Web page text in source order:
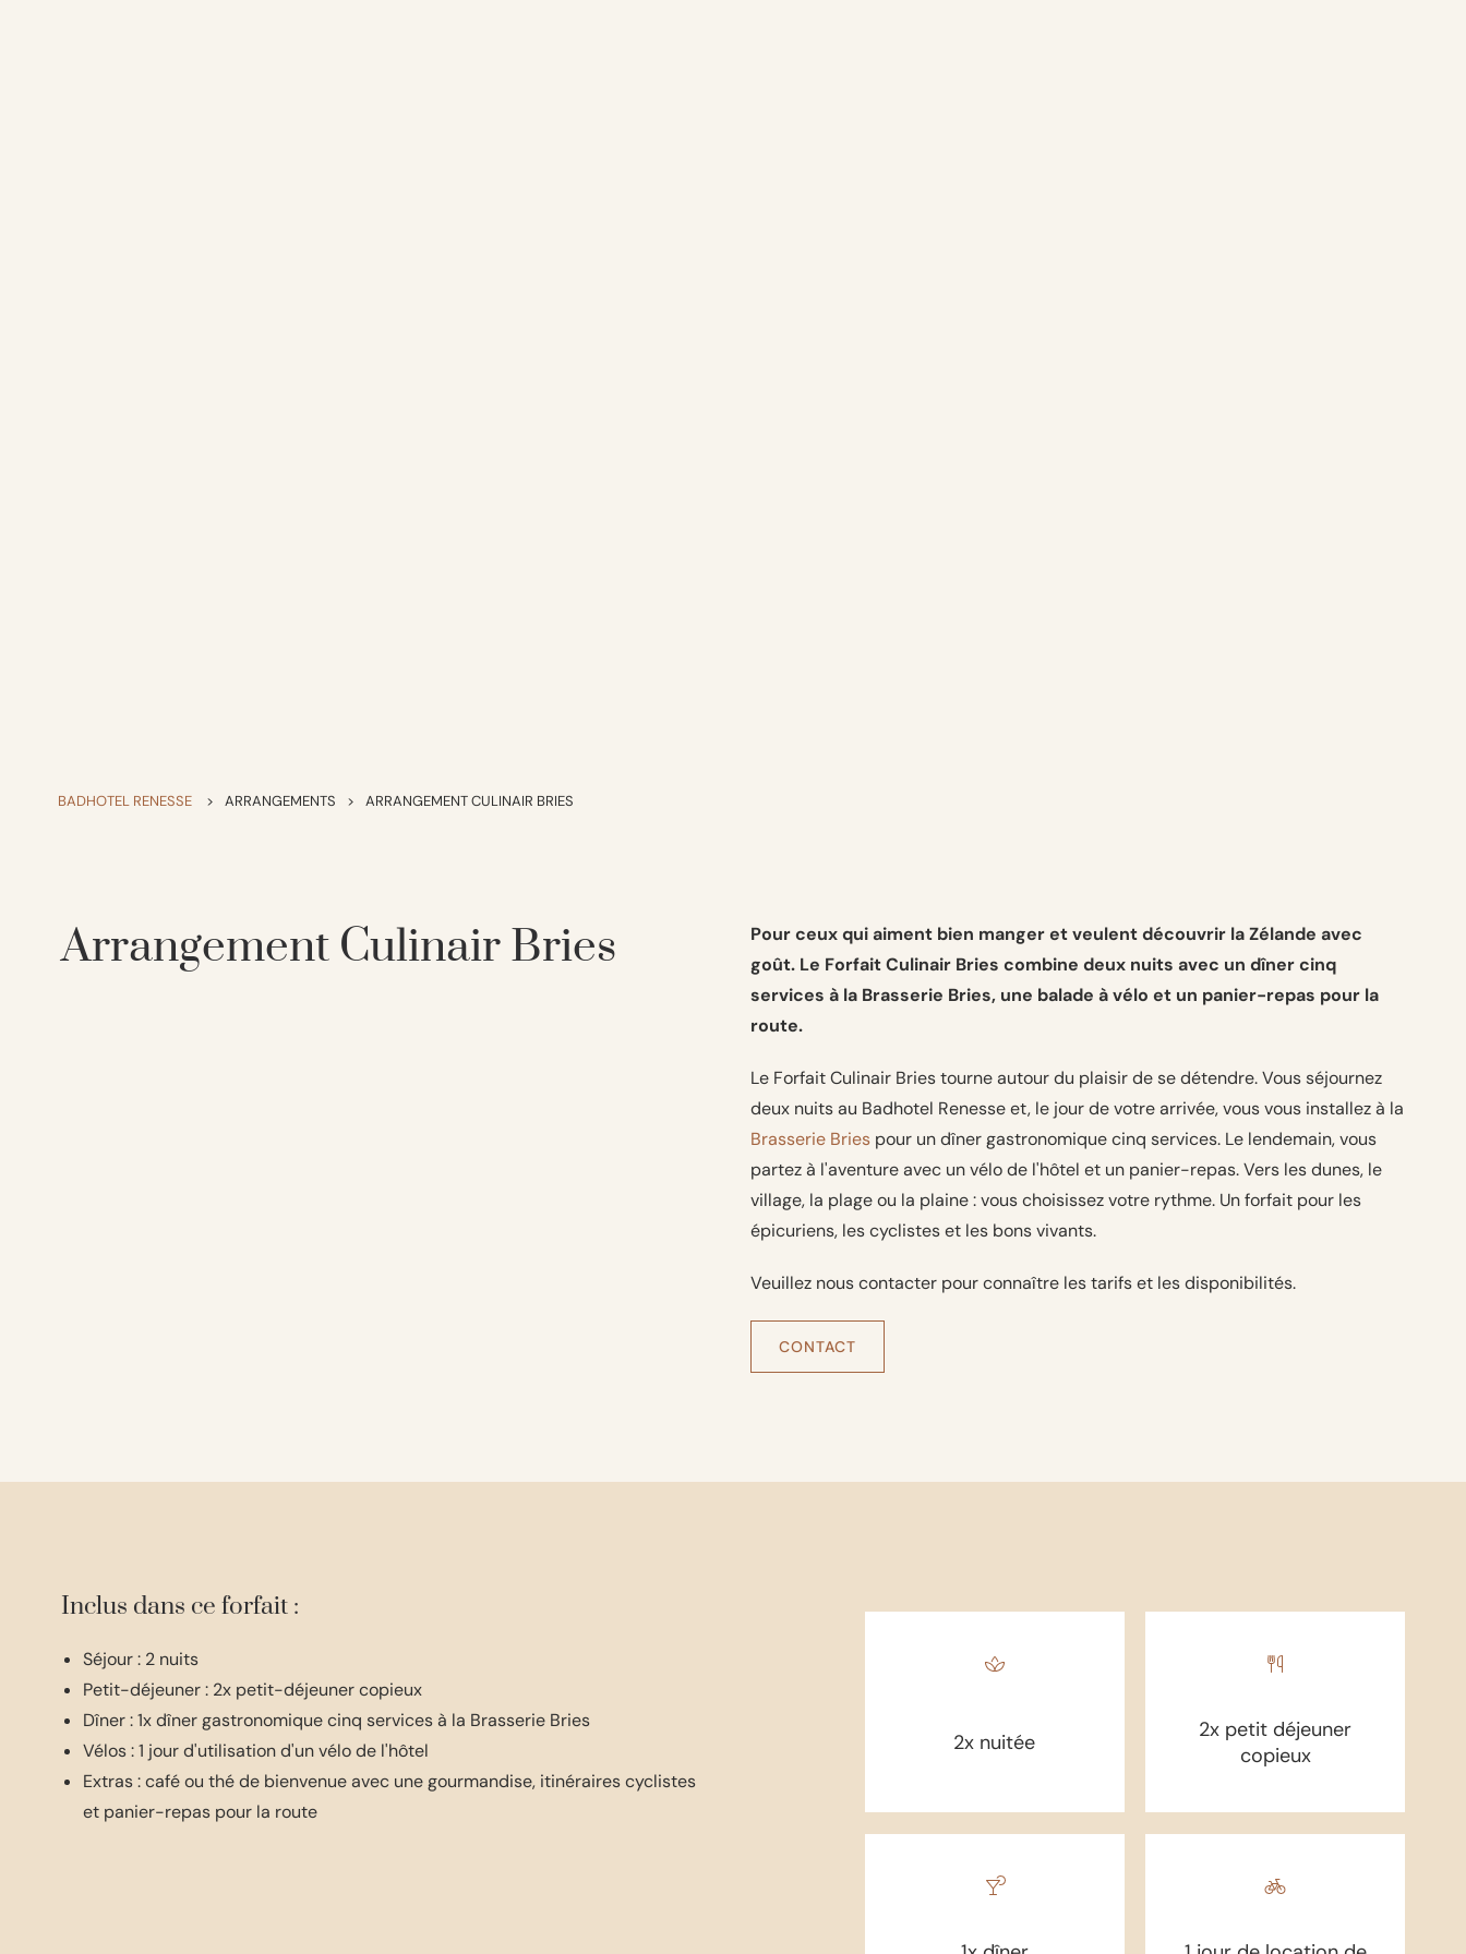
BADHOTEL RENESSE > ARRANGEMENTS > ARRANGEMENT CULINAIR BRIES
Arrangement Culinair Bries
Pour ceux qui aiment bien manger et veulent découvrir la Zélande avec
goût. Le Forfait Culinair Bries combine deux nuits avec un dîner cinq
services à la Brasserie Bries, une balade à vélo et un panier-repas pour la
route.
Le Forfait Culinair Bries tourne autour du plaisir de se détendre. Vous séjournez
deux nuits au Badhotel Renesse et, le jour de votre arrivée, vous vous installez à la
Brasserie Briespour un dîner gastronomique cinq services. Le lendemain, vous
partez à l'aventure avec un vélo de l'hôtel et un panier-repas. Vers les dunes, le
village, la plage ou la plaine : vous choisissez votre rythme. Un forfait pour les
épicuriens, les cyclistes et les bons vivants.
Veuillez nous contacter pour connaître les tarifs et les disponibilités.
CONTACT
Inclus dans ce forfait :
Séjour : 2 nuits
Petit-déjeuner : 2x petit-déjeuner copieux
Dîner : 1x dîner gastronomique cinq services à la Brasserie Bries
Vélos : 1 jour d'utilisation d'un vélo de l'hôtel
Extras : café ou thé de bienvenue avec une gourmandise, itinéraires cyclistes
et panier-repas pour la route
2x nuitée
2x petit déjeuner
copieux